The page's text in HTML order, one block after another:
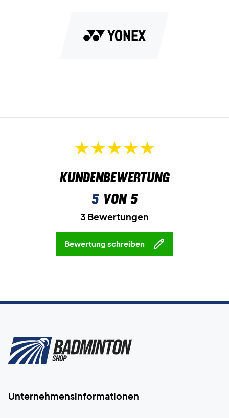
L = M
Kundenbewertung
5von 5
3 Bewertungen
Bewertung schreiben
Unternehmensinformationen